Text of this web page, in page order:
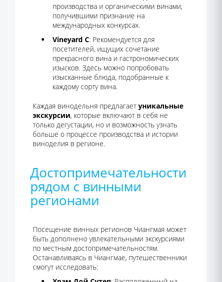
производства и органическими винами,
получившими признание на
международных конкурсах.
Vineyard C: Рекомендуется для
посетителей, ищущих сочетание
прекрасного вина и гастрономических
изысков. Здесь можно попробовать
изысканные блюда, подобранные к
каждому сорту вина.
Каждая винодельня предлагает уникальные
экскурсии, которые включают в себя не
только дегустации, но и возможность узнать
больше о процессе производства и истории
виноделия в регионе.
Достопримечательности
рядом с винными
регионами
Посещение винных регионов Чиангмая может
быть дополнено увлекательными экскурсиями
по местным достопримечательностям.
Останавливаясь в Чиангмае, путешественники
смогут исследовать: